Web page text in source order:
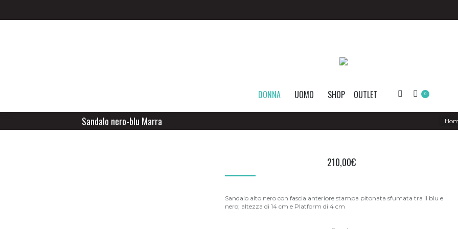
DONNA UOMO SHOP OUTLET Search: 0
Sandalo nero-blu Marra You
210,00€
Sandalo alto nero con fascia anteriore stampa pitonata sfumata tra il blu e
nero; altezza di 14 cm e Platform di 4 cm